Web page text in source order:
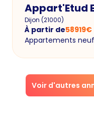
Appart'Etud
Dijon (21000)
À partir de58919€
Appartements
Voir d'autres